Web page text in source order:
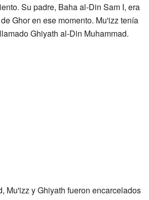
Su padre, Baha al-Din Sam I, era
Ghor en ese momento. Mu'izz tenía
Ghiyath al-Din Muhammad.
Mu'izz y Ghiyath fueron encarcelados